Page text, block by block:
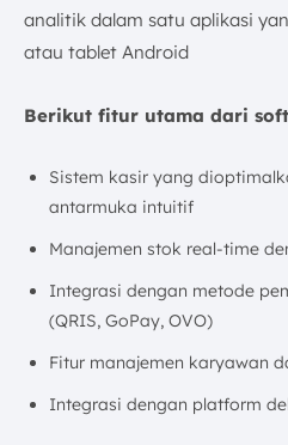
analitik dalam satu aplikasi
atau tablet Android
Berikut fitur utama dari
Sistem kasir yang
antarmuka intuitif
Manajemen stok real-time
Integrasi dengan metode
(QRIS, GoPay, OVO)
Fitur manajemen karyawan
Integrasi dengan platform